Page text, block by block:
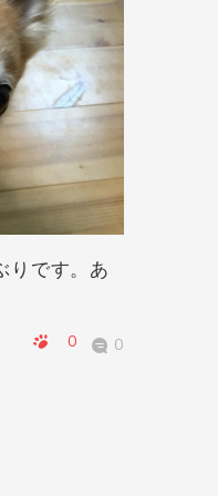
りです。あ
0 0